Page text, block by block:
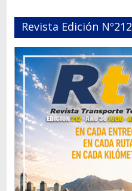
Revista Edición Nº212